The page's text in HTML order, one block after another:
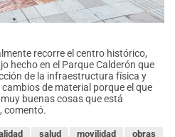
recorre el centro histórico,
hecho en el Parque Calderón que
de la infraestructura física y
de material porque el que
buenas cosas que está
comentó.
obras
movilidad
salud